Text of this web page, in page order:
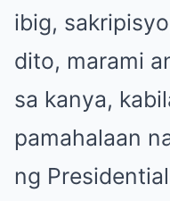
ibig,
dito, marami
sa kanya,
pamahalaan
ng